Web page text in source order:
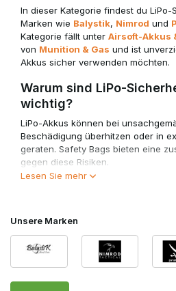
In dieser Kategorie findest du LiPo-
Marken wie Balystik, Nimrod und
Kategorie fällt unter Airsoft-Akkus
von Munition & Gas und ist
Akkus sicher verwenden möchten.
Warum sind LiPo-
wichtig?
LiPo-Akkus können bei
Beschädigung überhitzen oder in
geraten. Safety Bags bieten eine
gegen diese Risiken.
• Auf vielen Airsoft-Feldern
Ein LiPo Safety Bag ist eine kleine
Risiken verhindern kann.
Wann verwendet man
Lesen Sie mehr
Unsere Marken